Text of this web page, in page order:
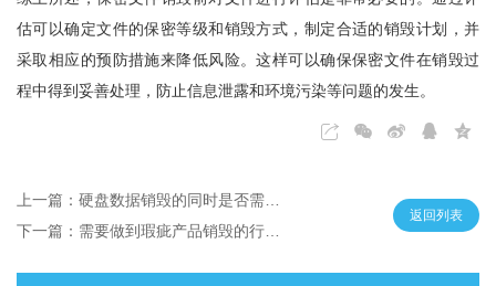
估可以确定文件的保密等级和销毁方式，制定合适的销毁计划，并
采取相应的预防措施来降低风险。这样可以确保保密文件在销毁过
程中得到妥善处理，防止信息泄露和环境污染等问题的发生。
返回列表